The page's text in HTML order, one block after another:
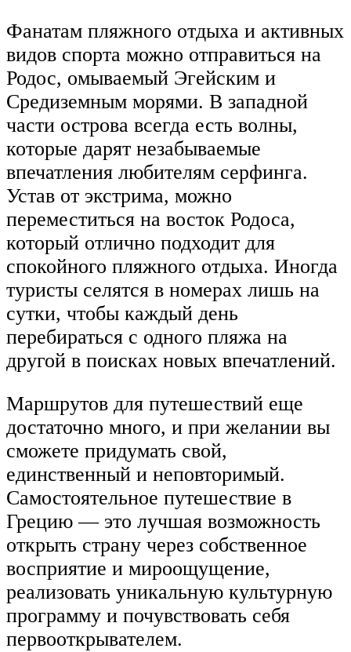
Фанатам пляжного отдыха и активных
видов спорта можно отправиться на
Родос, омываемый Эгейским и
Средиземным морями. В западной
части острова всегда есть волны,
которые дарят незабываемые
впечатления любителям серфинга.
Устав от экстрима, можно
переместиться на восток Родоса,
который отлично подходит для
спокойного пляжного отдыха. Иногда
туристы селятся в номерах лишь на
сутки, чтобы каждый день
перебираться с одного пляжа на
другой в поисках новых впечатлений.
Маршрутов для путешествий еще
достаточно много, и при желании вы
сможете придумать свой,
единственный и неповторимый.
Самостоятельное путешествие в
Грецию — это лучшая возможность
открыть страну через собственное
восприятие и мироощущение,
реализовать уникальную культурную
программу и почувствовать себя
первооткрывателем.